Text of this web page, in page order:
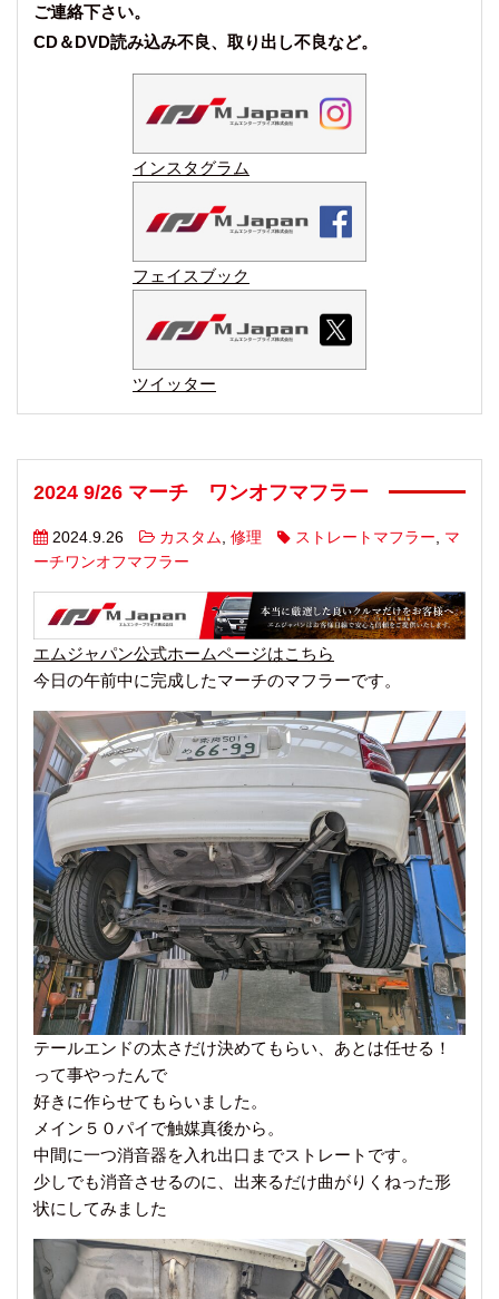
ご連絡下さい。
CD＆DVD読み込み不良、取り出し不良など。
インスタグラム
フェイスブック
ツイッター
2024 9/26 マーチ ワンオフマフラー
2024.9.26 カスタム 修理 ストレートマフラー
マ
ーチワンオフマフラー
エムジャパン公式ホームページはこちら
今日の午前中に完成したマーチのマフラーです。
テールエンドの太さだけ決めてもらい、あとは任せる！
って事やったんで
好きに作らせてもらいました。
メイン５０パイで触媒真後から。
中間に一つ消音器を入れ出口までストレートです。
少しでも消音させるのに、出来るだけ曲がりくねった形
状にしてみました